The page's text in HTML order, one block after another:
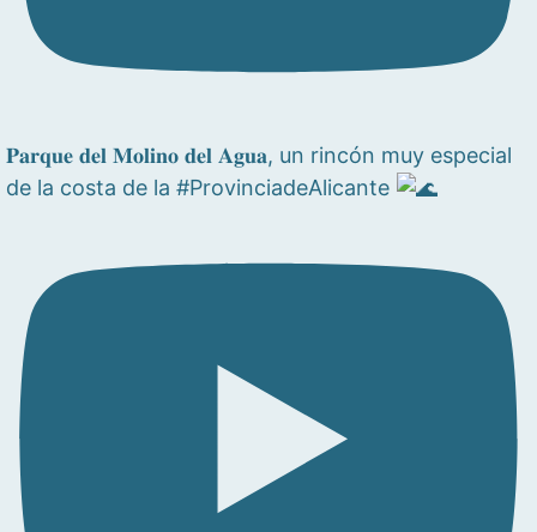
𝐏𝐚𝐫𝐪𝐮𝐞 𝐝𝐞𝐥 𝐌𝐨𝐥𝐢𝐧𝐨 𝐝𝐞𝐥 𝐀𝐠𝐮𝐚, un rincón muy especial
de la costa de la #ProvinciadeAlicante